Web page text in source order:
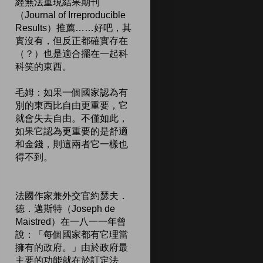
經無法重現結果期刊
（Journal of Irreproducible
Results）推薦……好吧，其
實沒有，但反正都確實存在
（？）也是適合擺在一起科
科笑的東西。
毛姆：如果一個國家認為有
別的東西比自由更重要，它
就會失去自由。不僅如此，
如果它認為更重要的是舒適
和金錢，則這兩者它一樣也
得不到。
法國作家兼外交官約瑟夫．
德．邁斯特（Joseph de
Maistred）在一八一一年曾
說：「每個國家都有它理當
擁有的政府。」由於政府最
主要的功能就在於訂定法